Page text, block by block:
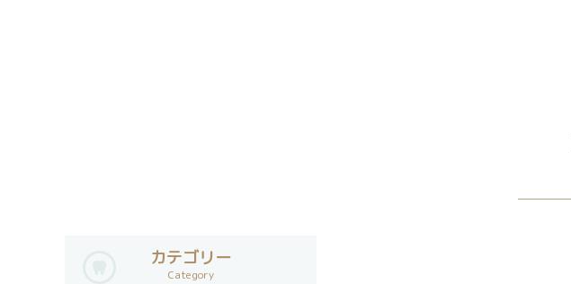
カテゴリー
Category